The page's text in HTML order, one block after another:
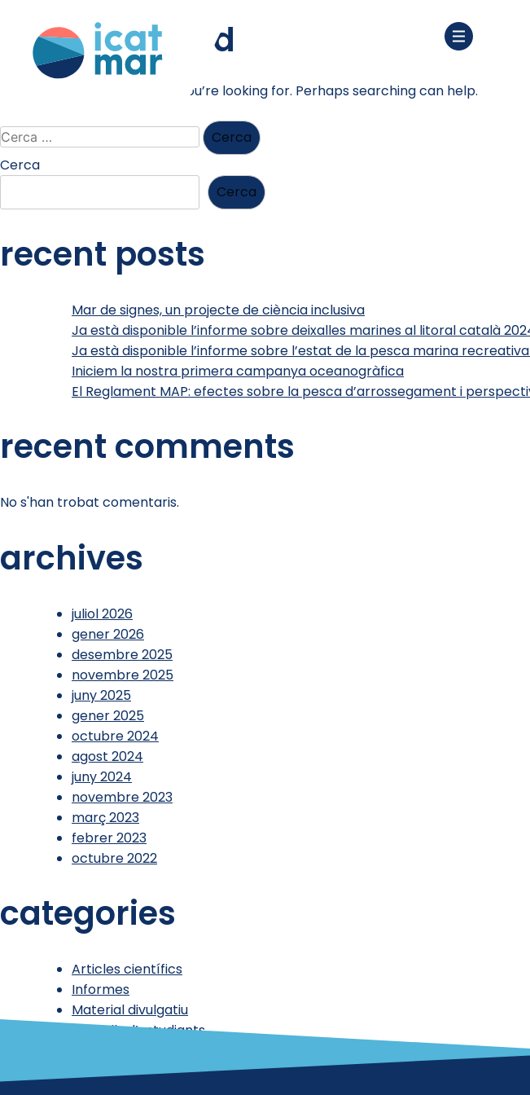
nothing found
It seems we can’t find what you’re looking for. Perhaps searching can help.
Cerca
Cerca
recent posts
Mar de signes, un projecte de ciència inclusiva
Ja està disponible l’informe sobre deixalles marines al litoral català
Ja està disponible l’informe sobre l’estat de la pesca marina
Iniciem la nostra primera campanya oceanogràfica
El Reglament MAP: efectes sobre la pesca d’arrossegament i
recent comments
No s'han trobat comentaris.
archives
juliol 2026
gener 2026
desembre 2025
novembre 2025
juny 2025
gener 2025
octubre 2024
agost 2024
juny 2024
novembre 2023
març 2023
febrer 2023
octubre 2022
categories
Articles científics
Informes
Material divulgatiu
Treballs d’estudiants